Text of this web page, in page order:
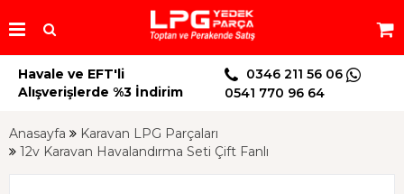
Havale ve EFT'li
Alışverişlerde %3 İndirim
0346 211 56 06
0541 770 96 64
Anasayfa
Karavan LPG Parçaları
12v Karavan Havalandırma Seti Çift Fanlı